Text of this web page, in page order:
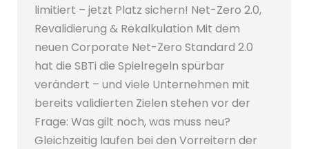
limitiert – jetzt Platz sichern! Net-Zero 2.0,
Revalidierung & Rekalkulation Mit dem
neuen Corporate Net-Zero Standard 2.0
hat die SBTi die Spielregeln spürbar
verändert – und viele Unternehmen mit
bereits validierten Zielen stehen vor der
Frage: Was gilt noch, was muss neu?
Gleichzeitig laufen bei den Vorreitern der